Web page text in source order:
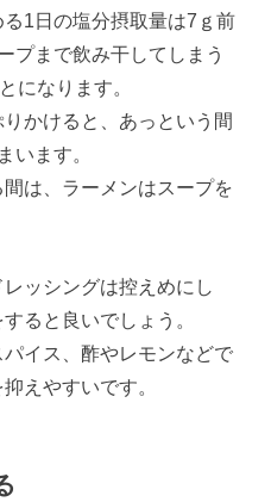
1日の塩分摂取量は7ｇ前
プまで飲み干してしまう
になります。
かけると、あっという間
います。
は、ラーメンはスープを
ッシングは控えめにし
ると良いでしょう。
イス、酢やレモンなどで
えやすいです。